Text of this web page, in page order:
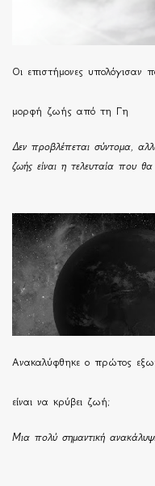
Οι επιστήμονες υπολόγισαν
μορφή ζωής από τη Γη
Δεν προβλέπεται σύντομα,
ζωής είναι η τελευταία που θα
Ανακαλύφθηκε ο πρώτος
είναι να κρύβει ζωή;
Μια πολύ σημαντική